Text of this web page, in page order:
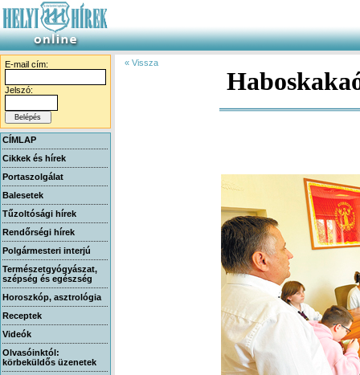
E-mail cím:
Jelszó:
CÍMLAP
Cikkek és hírek
Portaszolgálat
Balesetek
Tűzoltósági hírek
Rendőrségi hírek
Polgármesteri interjú
Természetgyógyászat,
szépség és egészség
Horoszkóp, asztrológia
Receptek
Videók
Olvasóinktól:
körbeküldős üzenetek
« Vissza